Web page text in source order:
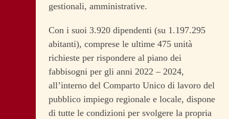
gestionali, amministrative.
Con i suoi 3.920 dipendenti (su 1.197.295
abitanti), comprese le ultime 475 unità
richieste per rispondere al piano dei
fabbisogni per gli anni 2022 – 2024,
all’interno del Comparto Unico di lavoro del
pubblico impiego regionale e locale, dispone
di tutte le condizioni per svolgere la propria